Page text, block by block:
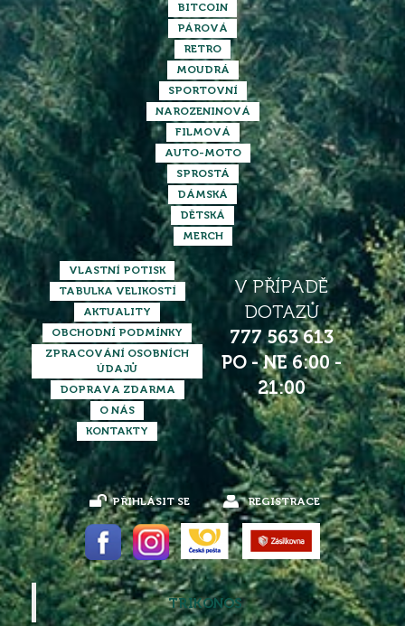
BITCOIN
PÁROVÁ
RETRO
MOUDRÁ
SPORTOVNÍ
NAROZENINOVÁ
FILMOVÁ
AUTO-MOTO
SPROSTÁ
DÁMSKÁ
DĚTSKÁ
MERCH
VLASTNÍ POTISK
TABULKA VELIKOSTÍ
AKTUALITY
OBCHODNÍ PODMÍNKY
ZPRACOVÁNÍ OSOBNÍCH
ÚDAJŮ
DOPRAVA ZDARMA
O NÁS
KONTAKTY
V PŘÍPADĚ
DOTAZŮ
777 563 613
PO - NE 6:00 -
21:00
PŘIHLÁSIT SE REGISTRACE
TRIKONOS